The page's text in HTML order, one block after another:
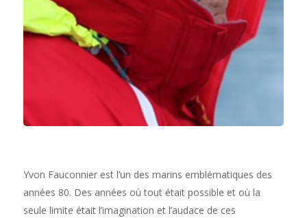
Yvon Fauconnier est l’un des marins emblématiques des
années 80. Des années où tout était possible et où la
seule limite était l’imagination et l’audace de ces